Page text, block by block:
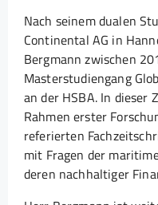
Nach seinem dualen
Continental AG in
Bergmann zwischen
Masterstudiengang
an der HSBA. In dieser
Rahmen erster
referierten
mit Fragen der
deren nachhaltiger